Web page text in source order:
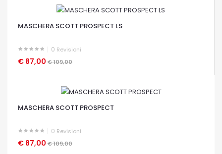
OCCHIATA VELOCE
MASCHERA SCOTT PROSPECT LS
0 Revisioni
€ 87,00 € 109,00
OCCHIATA VELOCE
MASCHERA SCOTT PROSPECT
0 Revisioni
€ 87,00 € 109,00